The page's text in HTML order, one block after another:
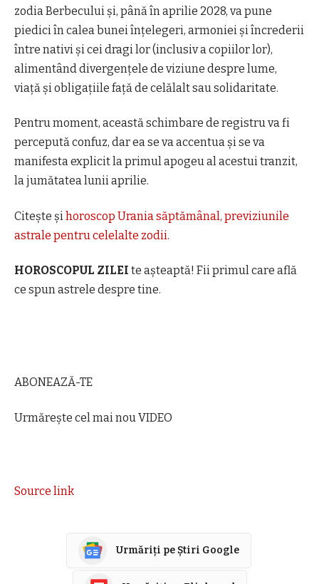
zodia Berbecului și, până în aprilie 2028, va pune
piedici în calea bunei înțelegeri, armoniei și încrederii
între nativi și cei dragi lor (inclusiv a copiilor lor),
alimentând divergențele de viziune despre lume,
viață și obligațiile față de celălalt sau solidaritate.
Pentru moment, această schimbare de registru va fi
percepută confuz, dar ea se va accentua și se va
manifesta explicit la primul apogeu al acestui tranzit,
la jumătatea lunii aprilie.
Citește și horoscop Urania săptămânal, previziunile
astrale pentru celelalte zodii.
HOROSCOPUL ZILEI te așteaptă! Fii primul care află
ce spun astrele despre tine.
ABONEAZĂ-TE
Urmărește cel mai nou VIDEO
Source link
Urmăriți pe Știri Google